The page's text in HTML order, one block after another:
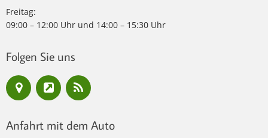
Freitag:
09:00 – 12:00 Uhr und 14:00 – 15:30 Uhr
Folgen Sie uns
Anfahrt mit dem Auto